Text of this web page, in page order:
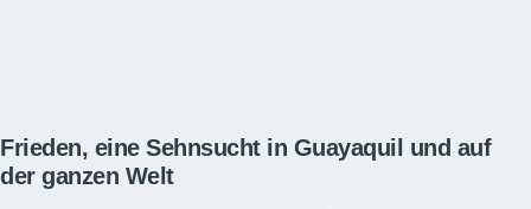
Frieden, eine Sehnsucht in Guayaquil und auf
der ganzen Welt